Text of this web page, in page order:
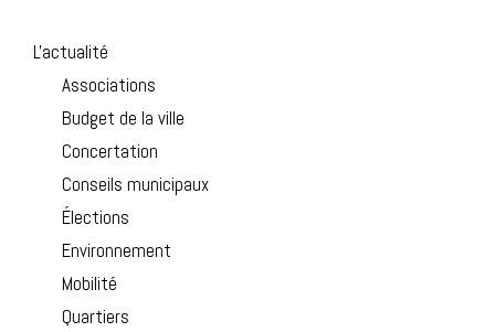
L'actualité
Associations
Budget de la ville
Concertation
Conseils municipaux
Élections
Environnement
Mobilité
Quartiers